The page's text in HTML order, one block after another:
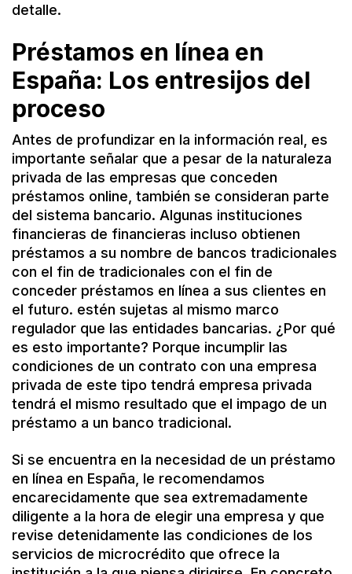
detalle.
Préstamos en línea en
España: Los entresijos del
proceso
Antes de profundizar en la información real, es
importante señalar que a pesar de la naturaleza
privada de las empresas que conceden
préstamos online, también se consideran parte
del sistema bancario. Algunas instituciones
financieras de financieras incluso obtienen
préstamos a su nombre de bancos tradicionales
con el fin de tradicionales con el fin de
conceder préstamos en línea a sus clientes en
el futuro. estén sujetas al mismo marco
regulador que las entidades bancarias. ¿Por qué
es esto importante? Porque incumplir las
condiciones de un contrato con una empresa
privada de este tipo tendrá empresa privada
tendrá el mismo resultado que el impago de un
préstamo a un banco tradicional.
Si se encuentra en la necesidad de un préstamo
en línea en España, le recomendamos
encarecidamente que sea extremadamente
diligente a la hora de elegir una empresa y que
revise detenidamente las condiciones de los
servicios de microcrédito que ofrece la